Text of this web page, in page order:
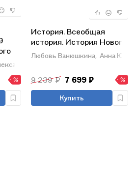
Медяков,
История. Всеобщая
история. История Нового
времени. Конец XV-XVII
век. 7 класс. Учебное
Часть 1 (для
слабовидящих
обучающихся)
Любовь Ванюшкина, Анна
9 239 ₽ 7 699 ₽
Купить